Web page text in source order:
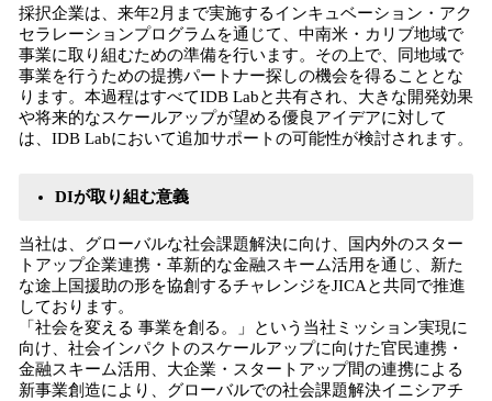
採択企業は、来年2月まで実施するインキュベーション・アク
セラレーションプログラムを通じて、中南⽶・カリブ地域で
事業に取り組むための準備を⾏います。その上で、同地域で
事業を行うための提携パートナー探しの機会を得ることとな
ります。本過程はすべてIDB Labと共有され、大きな開発効果
や将来的なスケールアップが望める優良アイデアに対して
は、IDB Labにおいて追加サポートの可能性が検討されます。
DIが取り組む意義
当社は、グローバルな社会課題解決に向け、国内外のスター
トアップ企業連携・革新的な金融スキーム活用を通じ、新た
な途上国援助の形を協創するチャレンジをJICAと共同で推進
しております。
「社会を変える 事業を創る。」という当社ミッション実現に
向け、社会インパクトのスケールアップに向けた官民連携・
金融スキーム活用、大企業・スタートアップ間の連携による
新事業創造により、グローバルでの社会課題解決イニシアチ